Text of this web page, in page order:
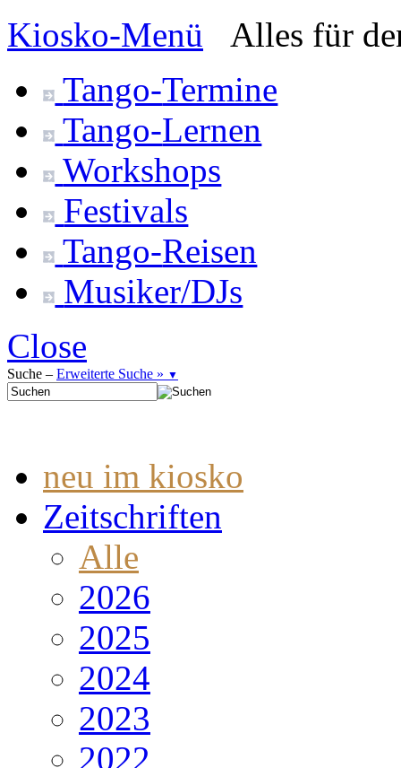
Kiosko-Menü
Alles für
Tango-Termine
Tango-Lernen
Workshops
Festivals
Tango-Reisen
Musiker/DJs
Close
Suche – Erweiterte Suche » ▼
neu im kiosko
Zeitschriften
Alle
2026
2025
2024
2023
2022